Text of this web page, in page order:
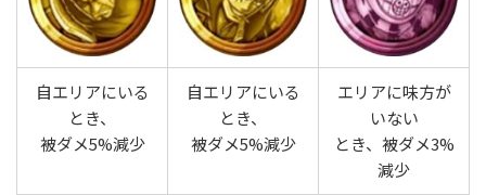
自エリアにいる
とき、
被ダメ5%減少
自エリアにいる
とき、
被ダメ5%減少
エリアに味方が
いない
とき、被ダメ3%
減少